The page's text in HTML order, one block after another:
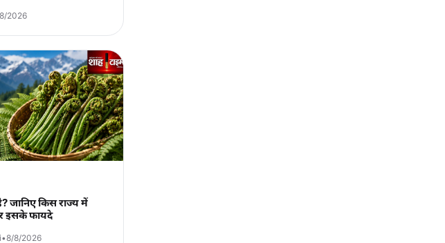
2026
जानिए किस राज्य में
इसके फायदे
•8/8/2026